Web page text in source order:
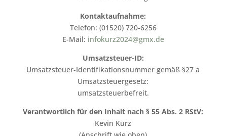
Kontaktaufnahme:
Telefon: (01520) 720-6256
E-Mail: infokurz2024@gmx.de
Umsatzsteuer-ID:
Umsatzsteuer-Identifikationsnummer gemäß §27 a
Umsatzsteuergesetz:
umsatzsteuerbefreit.
Verantwortlich für den Inhalt nach § 55 Abs. 2 RStV:
Kevin Kurz